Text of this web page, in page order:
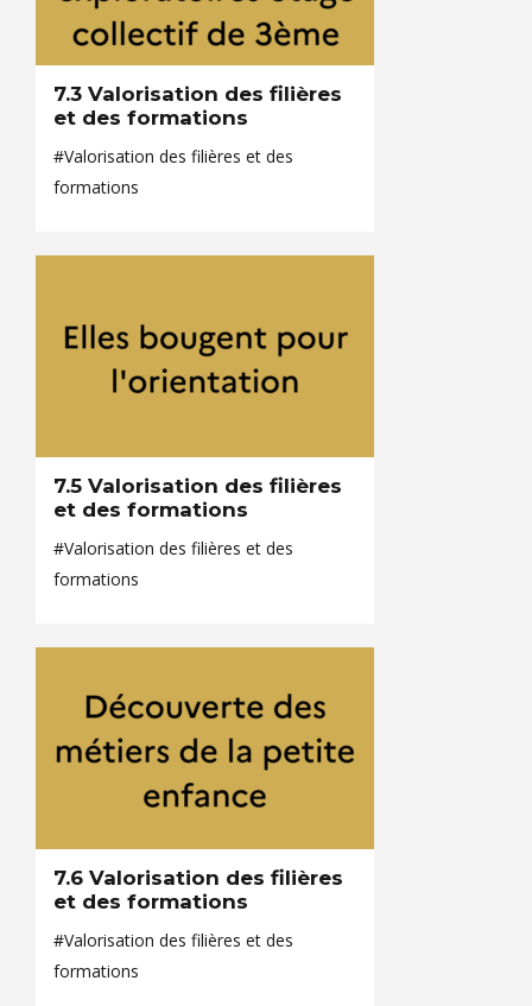
7.3 Valorisation des filières
et des formations
#Valorisation des filières et des
formations
7.5 Valorisation des filières
et des formations
#Valorisation des filières et des
formations
7.6 Valorisation des filières
et des formations
#Valorisation des filières et des
formations